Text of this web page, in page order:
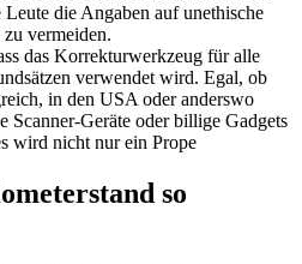
die Angaben auf unethische
vermeiden.
das Korrekturwerkzeug für alle
verwendet wird. Egal, ob
in den USA oder anderswo
Scanner-Geräte oder billige Gadgets
wird nicht nur ein Prope
so